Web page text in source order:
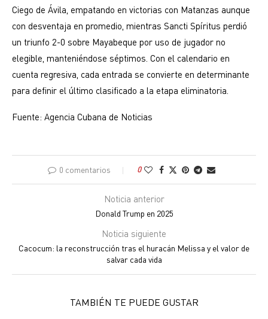
Ciego de Ávila, empatando en victorias con Matanzas aunque
con desventaja en promedio, mientras Sancti Spíritus perdió
un triunfo 2-0 sobre Mayabeque por uso de jugador no
elegible, manteniéndose séptimos. Con el calendario en
cuenta regresiva, cada entrada se convierte en determinante
para definir el último clasificado a la etapa eliminatoria.
Fuente: Agencia Cubana de Noticias
0 comentarios 0
Noticia anterior
Donald Trump en 2025
Noticia siguiente
Cacocum: la reconstrucción tras el huracán Melissa y el valor de
salvar cada vida
TAMBIÉN TE PUEDE GUSTAR